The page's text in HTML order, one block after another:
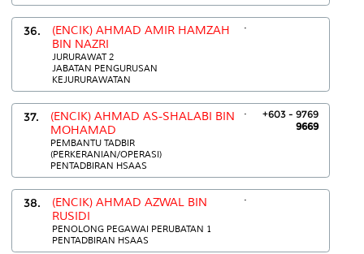
36.
(ENCIK) AHMAD AMIR HAMZAH
BIN NAZRI
JURURAWAT 2
JABATAN PENGURUSAN
KEJURURAWATAN
.
37.
(ENCIK) AHMAD AS-SHALABI BIN
MOHAMAD
PEMBANTU TADBIR
(PERKERANIAN/OPERASI)
PENTADBIRAN HSAAS
.
+603 - 9769
9669
38.
(ENCIK) AHMAD AZWAL BIN
RUSIDI
PENOLONG PEGAWAI PERUBATAN 1
PENTADBIRAN HSAAS
.